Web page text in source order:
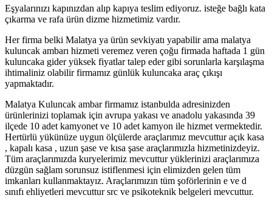
Eşyalarınızı kapınızdan alıp kapıya teslim ediyoruz. isteğe bağlı kata
çıkarma ve rafa ürün dizme hizmetimiz vardır.
Her firma belki Malatya ya ürün sevkiyatı yapabilir ama malatya
kuluncak ambarı hizmeti veremez veren çoğu firmada haftada 1 gün
kuluncaka gider yüksek fiyatlar talep eder gibi sorunlarla karşılaşma
ihtimaliniz olabilir firmamız günlük kuluncaka araç çıkışı
yapmaktadır.
Malatya Kuluncak ambar firmamız istanbulda adresinizden
ürünlerinizi toplamak için avrupa yakası ve anadolu yakasında 39
ilçede 10 adet kamyonet ve 10 adet kamyon ile hizmet vermektedir.
Hertürlü yükünüze uygun ölçülerde araçlarımız mevcuttur açık kasa
, kapalı kasa , uzun şase ve kısa şase araçlarımızla hizmetinizdeyiz.
Tüm araçlarımızda kuryelerimiz mevcuttur yüklerinizi araçlarımıza
düzgün sağlam sorunsuz istiflenmesi için elimizden gelen tüm
imkanları kullanmaktayız. Araçlarımızın tüm şoförlerinin e ve d
sınıfı ehliyetleri mevcuttur src ve psikoteknik belgeleri mevcuttur.